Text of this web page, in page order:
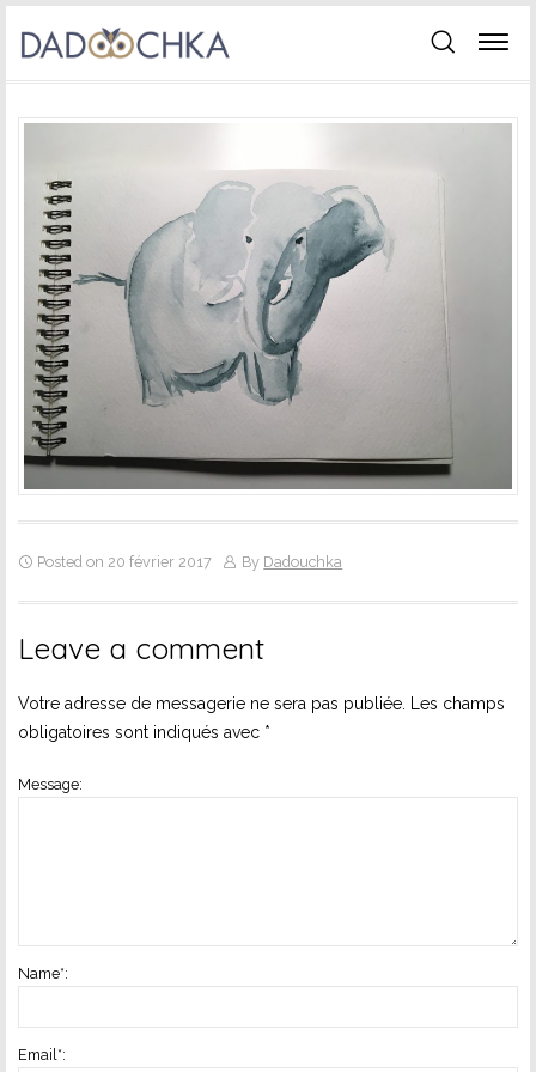
Posted on 20 février 2017 By Dadouchka
Leave a comment
Votre adresse de messagerie ne sera pas publiée.
Les champs
obligatoires sont indiqués avec *
Message:
Name*:
Email*: